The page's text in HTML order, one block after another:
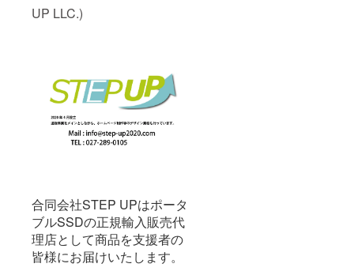
UP LLC.)
合同会社STEP UPはポータ
ブルSSDの正規輸入販売代
理店として商品を支援者の
皆様にお届けいたします。